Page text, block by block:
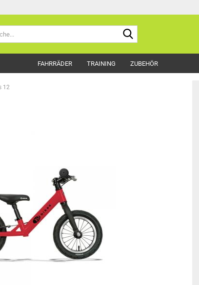
FAHRRÄDER TRAINING ZUBEHÖR
12